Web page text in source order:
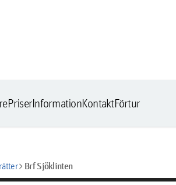
PriserInformationKontaktFörtur
chevron_rightBrf Sjöklinten